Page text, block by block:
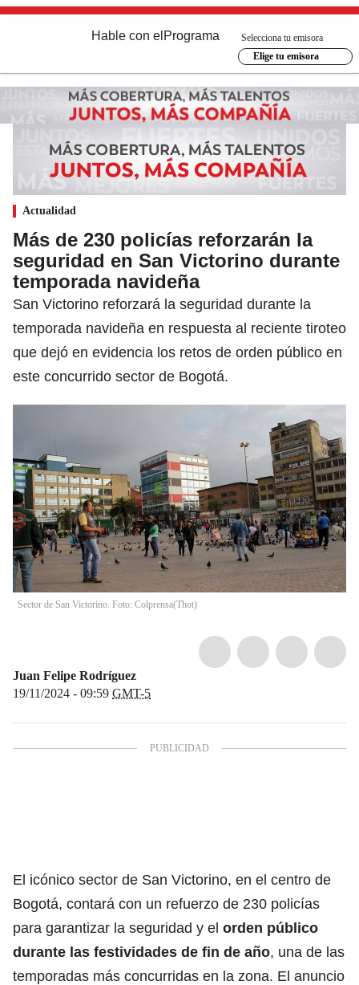
Hable con el Programa
Selecciona tu emisora
Elige tu emisora
Actualidad
Más de 230 policías reforzarán la
seguridad en San Victorino durante
temporada navideña
San Victorino reforzará la seguridad durante la
temporada navideña en respuesta al reciente tiroteo
que dejó en evidencia los retos de orden público en
este concurrido sector de Bogotá.
Sector de San Victorino. Foto: Colprensa(Thot)
Juan Felipe Rodríguez
19/11/2024 - 09:59 GMT-5
El icónico sector de San Victorino, en el centro de
Bogotá, contará con un refuerzo de 230 policías
para garantizar la seguridad y el orden público
durante las festividades de fin de año, una de las
temporadas más concurridas en la zona. El anuncio